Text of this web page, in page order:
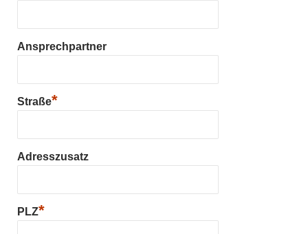
Ansprechpartner
Straße*
Adresszusatz
PLZ*